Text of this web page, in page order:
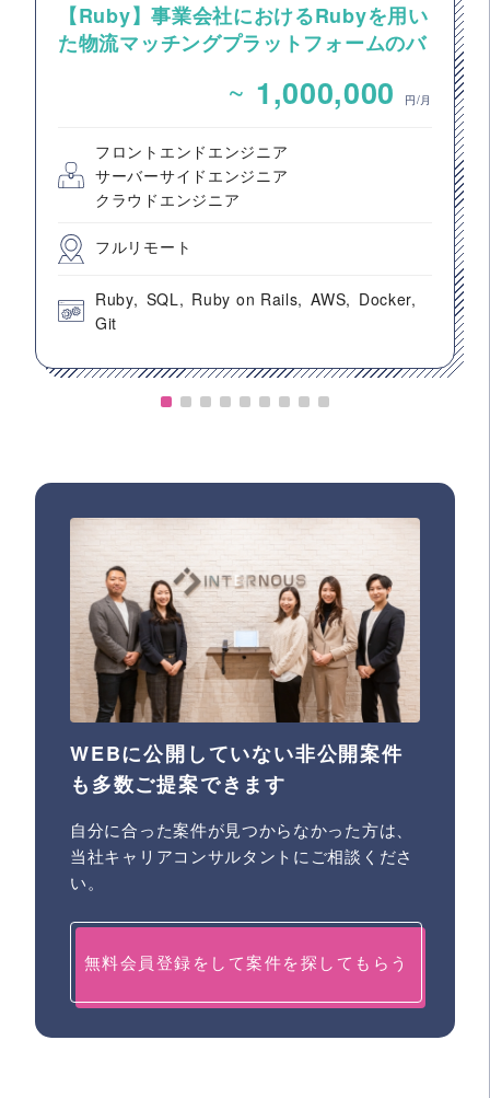
【Ruby】事業会社におけるRubyを用い
た物流マッチングプラットフォームのバ
~ 1,000,000 円/月
フロントエンドエンジニア
サーバーサイドエンジニア
クラウドエンジニア
フルリモート
Ruby SQL Ruby on Rails AWS
Docker
Git
WEBに公開していない非公開案件
も多数ご提案できます
自分に合った案件が見つからなかった方は、
当社キャリアコンサルタントにご相談くださ
い。
無料会員登録をして案件を探してもらう